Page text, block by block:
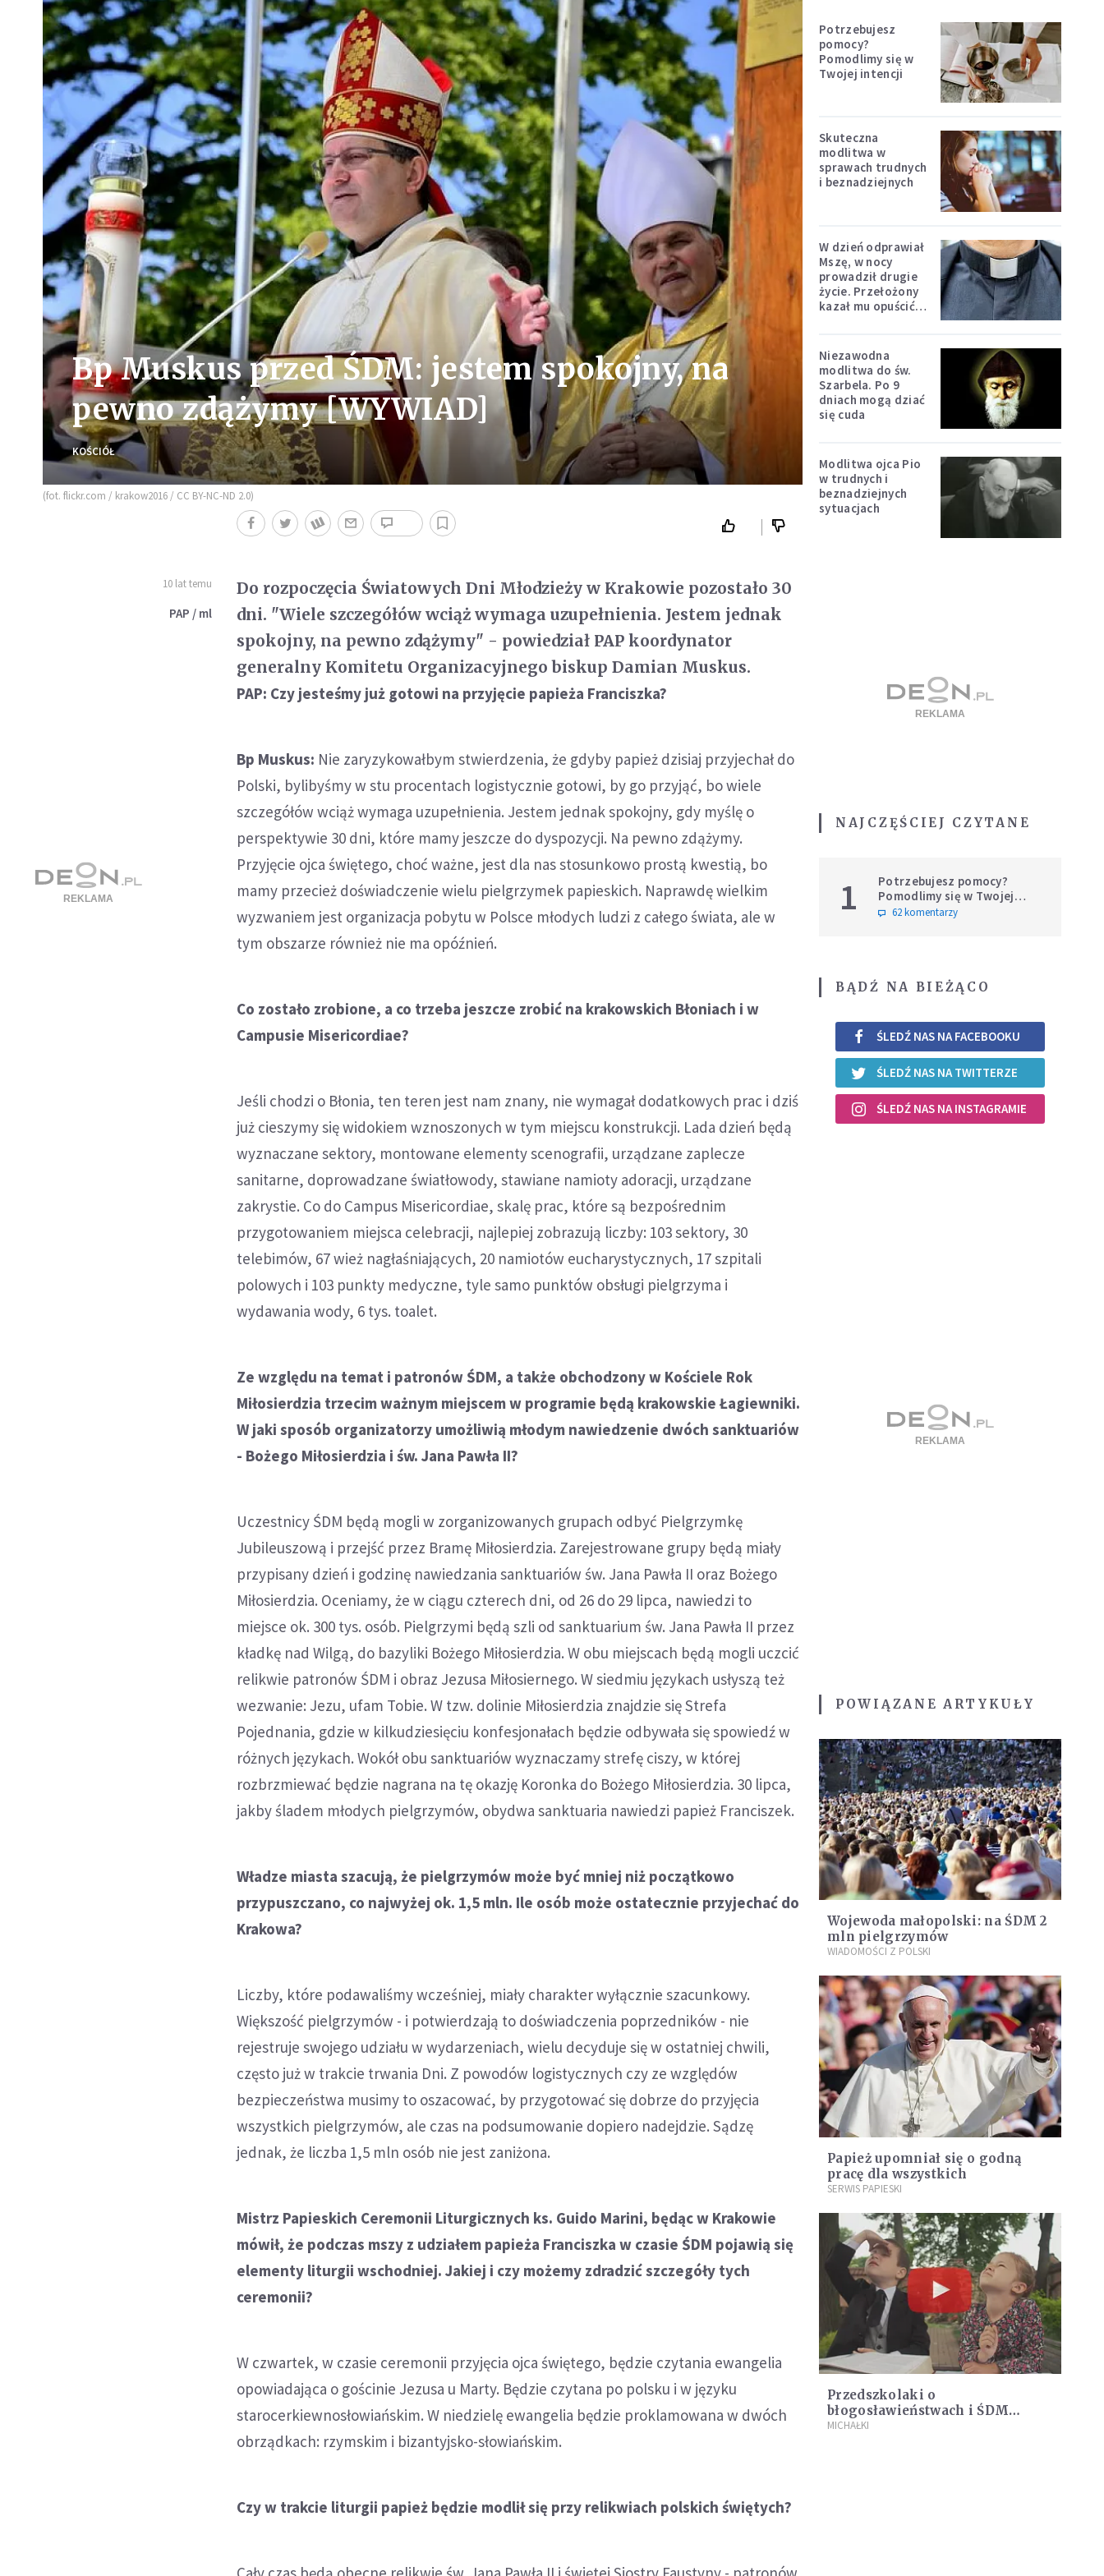
Bp Muskus przed ŚDM: jestem spokojny, na
pewno zdążymy [WYWIAD]
KOŚCIÓŁ
(fot. flickr.com / krakow2016 / CC BY-NC-ND 2.0)
10 lat temu
PAP / ml
Do rozpoczęcia Światowych Dni Młodzieży w Krakowie pozostało 30
dni. "Wiele szczegółów wciąż wymaga uzupełnienia. Jestem jednak
spokojny, na pewno zdążymy" - powiedział PAP koordynator
generalny Komitetu Organizacyjnego biskup Damian Muskus.
PAP: Czy jesteśmy już gotowi na przyjęcie papieża Franciszka?
Bp Muskus: Nie zaryzykowałbym stwierdzenia, że gdyby papież dzisiaj przyjechał do
Polski, bylibyśmy w stu procentach logistycznie gotowi, by go przyjąć, bo wiele
szczegółów wciąż wymaga uzupełnienia. Jestem jednak spokojny, gdy myślę o
perspektywie 30 dni, które mamy jeszcze do dyspozycji. Na pewno zdążymy.
Przyjęcie ojca świętego, choć ważne, jest dla nas stosunkowo prostą kwestią, bo
mamy przecież doświadczenie wielu pielgrzymek papieskich. Naprawdę wielkim
wyzwaniem jest organizacja pobytu w Polsce młodych ludzi z całego świata, ale w
tym obszarze również nie ma opóźnień.
Co zostało zrobione, a co trzeba jeszcze zrobić na krakowskich Błoniach i w
Campusie Misericordiae?
Jeśli chodzi o Błonia, ten teren jest nam znany, nie wymagał dodatkowych prac i dziś
już cieszymy się widokiem wznoszonych w tym miejscu konstrukcji. Lada dzień będą
wyznaczane sektory, montowane elementy scenografii, urządzane zaplecze
sanitarne, doprowadzane światłowody, stawiane namioty adoracji, urządzane
zakrystie. Co do Campus Misericordiae, skalę prac, które są bezpośrednim
przygotowaniem miejsca celebracji, najlepiej zobrazują liczby: 103 sektory, 30
telebimów, 67 wież nagłaśniających, 20 namiotów eucharystycznych, 17 szpitali
polowych i 103 punkty medyczne, tyle samo punktów obsługi pielgrzyma i
wydawania wody, 6 tys. toalet.
Ze względu na temat i patronów ŚDM, a także obchodzony w Kościele Rok
Miłosierdzia trzecim ważnym miejscem w programie będą krakowskie Łagiewniki.
W jaki sposób organizatorzy umożliwią młodym nawiedzenie dwóch sanktuariów
- Bożego Miłosierdzia i św. Jana Pawła II?
Uczestnicy ŚDM będą mogli w zorganizowanych grupach odbyć Pielgrzymkę
Jubileuszową i przejść przez Bramę Miłosierdzia. Zarejestrowane grupy będą miały
przypisany dzień i godzinę nawiedzania sanktuariów św. Jana Pawła II oraz Bożego
Miłosierdzia. Oceniamy, że w ciągu czterech dni, od 26 do 29 lipca, nawiedzi to
miejsce ok. 300 tys. osób. Pielgrzymi będą szli od sanktuarium św. Jana Pawła II przez
kładkę nad Wilgą, do bazyliki Bożego Miłosierdzia. W obu miejscach będą mogli uczcić
relikwie patronów ŚDM i obraz Jezusa Miłosiernego. W siedmiu językach usłyszą też
wezwanie: Jezu, ufam Tobie. W tzw. dolinie Miłosierdzia znajdzie się Strefa
Pojednania, gdzie w kilkudziesięciu konfesjonałach będzie odbywała się spowiedź w
różnych językach. Wokół obu sanktuariów wyznaczamy strefę ciszy, w której
rozbrzmiewać będzie nagrana na tę okazję Koronka do Bożego Miłosierdzia. 30 lipca,
jakby śladem młodych pielgrzymów, obydwa sanktuaria nawiedzi papież Franciszek.
Władze miasta szacują, że pielgrzymów może być mniej niż początkowo
przypuszczano, co najwyżej ok. 1,5 mln. Ile osób może ostatecznie przyjechać do
Krakowa?
Liczby, które podawaliśmy wcześniej, miały charakter wyłącznie szacunkowy.
Większość pielgrzymów - i potwierdzają to doświadczenia poprzedników - nie
rejestruje swojego udziału w wydarzeniach, wielu decyduje się w ostatniej chwili,
często już w trakcie trwania Dni. Z powodów logistycznych czy ze względów
bezpieczeństwa musimy to oszacować, by przygotować się dobrze do przyjęcia
wszystkich pielgrzymów, ale czas na podsumowanie dopiero nadejdzie. Sądzę
jednak, że liczba 1,5 mln osób nie jest zaniżona.
Mistrz Papieskich Ceremonii Liturgicznych ks. Guido Marini, będąc w Krakowie
mówił, że podczas mszy z udziałem papieża Franciszka w czasie ŚDM pojawią się
elementy liturgii wschodniej. Jakiej i czy możemy zdradzić szczegóły tych
ceremonii?
W czwartek, w czasie ceremonii przyjęcia ojca świętego, będzie czytania ewangelia
opowiadająca o gościnie Jezusa u Marty. Będzie czytana po polsku i w języku
starocerkiewnosłowiańskim. W niedzielę ewangelia będzie proklamowana w dwóch
obrządkach: rzymskim i bizantyjsko-słowiańskim.
Czy w trakcie liturgii papież będzie modlił się przy relikwiach polskich świętych?
Potrzebujesz
pomocy?
Pomodlimy się w
Twojej intencji
Skuteczna
modlitwa w
sprawach trudnych
i beznadziejnych
W dzień odprawiał
Mszę, w nocy
prowadził drugie
życie. Przełożony
kazał mu opuścić
Niezawodna
modlitwa do św.
Szarbela. Po 9
dniach mogą dziać
się cuda
Modlitwa ojca Pio
w trudnych i
beznadziejnych
sytuacjach
NAJCZĘŚCIEJ CZYTANE
1
Potrzebujesz pomocy?
Pomodlimy się w Twojej
intencji
62 komentarzy
BĄDŹ NA BIEŻĄCO
ŚLEDŹ NAS NA FACEBOOKU
ŚLEDŹ NAS NA TWITTERZE
ŚLEDŹ NAS NA INSTAGRAMIE
POWIĄZANE ARTYKUŁY
Wojewoda małopolski: na ŚDM 2
mln pielgrzymów
WIADOMOŚCI Z POLSKI
Papież upomniał się o godną
pracę dla wszystkich
SERWIS PAPIESKI
Przedszkolaki o
błogosławieństwach i ŚDM
[WIDEO]
MICHAŁKI